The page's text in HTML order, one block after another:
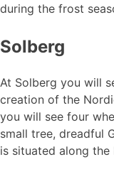
during the frost
Solberg
At Solberg you will
creation of the
you will see four
small tree, dreadful
is situated along the